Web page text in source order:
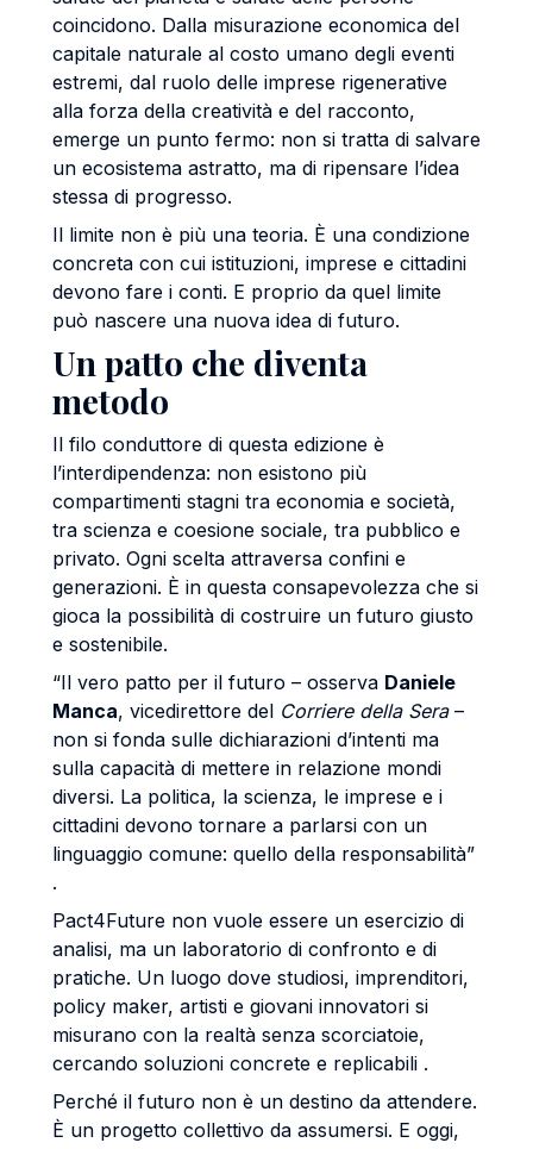
coincidono. Dalla misurazione economica del
capitale naturale al costo umano degli eventi
estremi, dal ruolo delle imprese rigenerative
alla forza della creatività e del racconto,
emerge un punto fermo: non si tratta di salvare
un ecosistema astratto, ma di ripensare l’idea
stessa di progresso.
Il limite non è più una teoria. È una condizione
concreta con cui istituzioni, imprese e cittadini
devono fare i conti. E proprio da quel limite
può nascere una nuova idea di futuro.
Un patto che diventa
metodo
Il filo conduttore di questa edizione è
l’interdipendenza: non esistono più
compartimenti stagni tra economia e società,
tra scienza e coesione sociale, tra pubblico e
privato. Ogni scelta attraversa confini e
generazioni. È in questa consapevolezza che si
gioca la possibilità di costruire un futuro giusto
e sostenibile.
“Il vero patto per il futuro – osserva Daniele
Manca, vicedirettore del Corriere della Sera–
non si fonda sulle dichiarazioni d’intenti ma
sulla capacità di mettere in relazione mondi
diversi. La politica, la scienza, le imprese e i
cittadini devono tornare a parlarsi con un
linguaggio comune: quello della responsabilità”
.
Pact4Future non vuole essere un esercizio di
analisi, ma un laboratorio di confronto e di
pratiche. Un luogo dove studiosi, imprenditori,
policy maker, artisti e giovani innovatori si
misurano con la realtà senza scorciatoie,
cercando soluzioni concrete e replicabili .
Perché il futuro non è un destino da attendere.
È un progetto collettivo da assumersi. E oggi,